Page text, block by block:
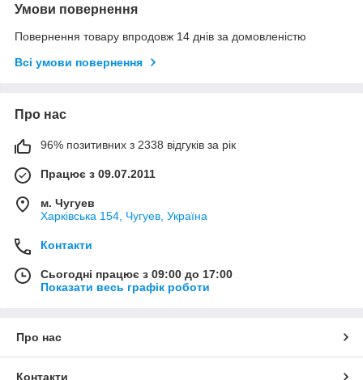
Умови повернення
Повернення товару впродовж 14 днів за домовленістю
Всі умови повернення
Про нас
96% позитивних з 2338 відгуків за рік
Працює з 09.07.2011
м. Чугуев
Харківська 154, Чугуев, Україна
Контакти
Сьогодні працює з 09:00 до 17:00
Показати весь графік роботи
Про нас
Контакти